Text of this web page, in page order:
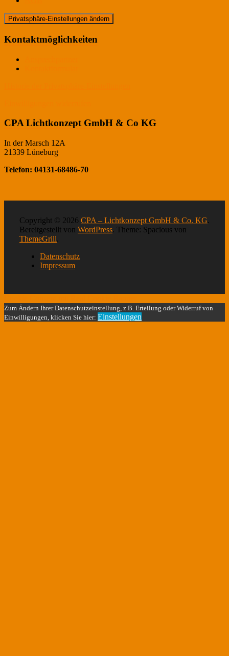
Privatsphäre-Einstellungen ändern
Kontaktmöglichkeiten
CPA Lichtkonzept GmbH & Co KG
In der Marsch 12A
21339 Lüneburg
Telefon: 04131-68486-70
Copyright © 2026 CPA – Lichtkonzept GmbH & Co. KG.
Bereitgestellt von WordPress. Theme: Spacious von
ThemeGrill.
Datenschutz
Impressum
Zum Ändern Ihrer Datenschutzeinstellung, z.B. Erteilung oder Widerruf von
Einwilligungen, klicken Sie hier: Einstellungen